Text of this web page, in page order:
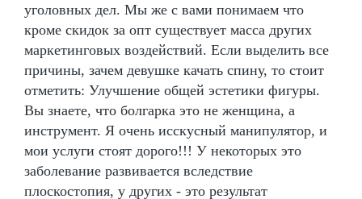
уголовных дел. Мы же с вами понимаем что
кроме скидок за опт существует масса других
маркетинговых воздействий. Если выделить все
причины, зачем девушке качать спину, то стоит
отметить: Улучшение общей эстетики фигуры.
Вы знаете, что болгарка это не женщина, а
инструмент. Я очень исскусный манипулятор, и
мои услуги стоят дорого!!! У некоторых это
заболевание развивается вследствие
плоскостопия, у других - это результат